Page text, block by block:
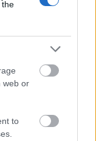
the
web or
to
az ásványok
évnyi
varázsa, mint
Kammer
kizárólagos
helyet